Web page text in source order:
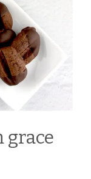
grace